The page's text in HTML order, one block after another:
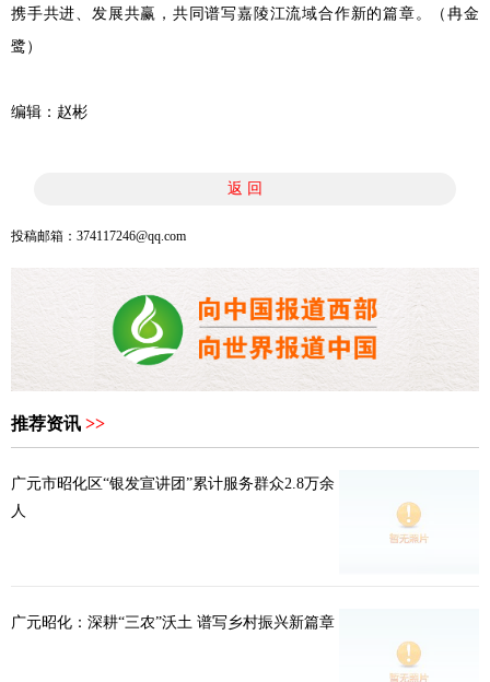
携手共进、发展共赢，共同谱写嘉陵江流域合作新的篇章。（冉金
鹭）
编辑：赵彬
返 回
投稿邮箱：374117246@qq.com
推荐资讯 >>
广元市昭化区“银发宣讲团”累计服务群众2.8万余
人
广元昭化：深耕“三农”沃土 谱写乡村振兴新篇章